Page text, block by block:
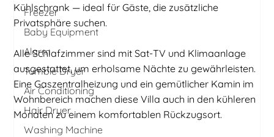
Kühlschrank — ideal für Gäste, die zusätzliche
Privatsphäre suchen.
Alle Schlafzimmer sind mit Sat-TV und Klimaanlage
ausgestattet, um erholsame Nächte zu gewährleisten.
Eine Gaszentralheizung und ein gemütlicher Kamin im
Wohnbereich machen diese Villa auch in den kühleren
Monaten zu einem komfortablen Rückzugsort.
Freezer
Baby Equipment
Alarm
Tumble Dryer
Air Conditioning
Hair Dryer
Washing Machine